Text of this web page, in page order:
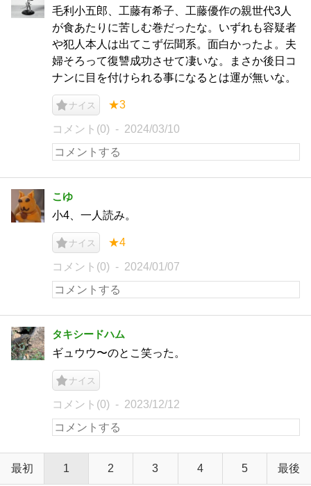
毛利小五郎、工藤有希子、工藤優作の親世代3人
が食あたりに苦しむ巻だったな。いずれも容疑者
や犯人本人は出てこず伝聞系。面白かったよ。夫
婦そろって復讐成功させて凄いな。まさか後日コ
ナンに目を付けられる事になるとは運が無いな。
ナイス ★3
コメント(0) 2024/03/10
こゆ
小4、一人読み。
ナイス ★4
コメント(0) 2024/01/07
タキシードハム
ギュウウ〜のとこ笑った。
ナイス
コメント(0) 2023/12/12
最初 1 2 3 4 5 最後